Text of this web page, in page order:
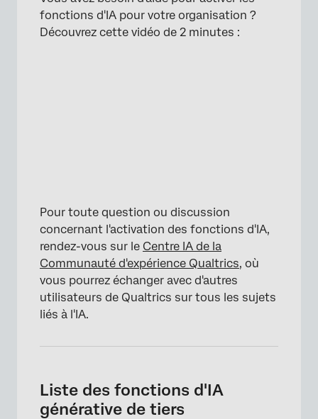
×
fonctions d'IA pour votre organisation ?
Découvrez cette vidéo de 2 minutes :
Pour toute question ou discussion
concernant l'activation des fonctions d'IA,
rendez-vous sur le Centre IA de la
Communauté d'expérience Qualtrics, où
vous pourrez échanger avec d'autres
utilisateurs de Qualtrics sur tous les sujets
liés à l'IA.
Liste des fonctions d'IA
générative de tiers